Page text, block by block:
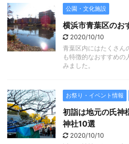
公園・文化施設
横浜市青葉区のお
2020/10/10
青葉区内にはたくさん
も特徴的なおすすめの
みました。
お祭り・イベント情報
初詣は地元の氏神
神社10選
2020/10/10